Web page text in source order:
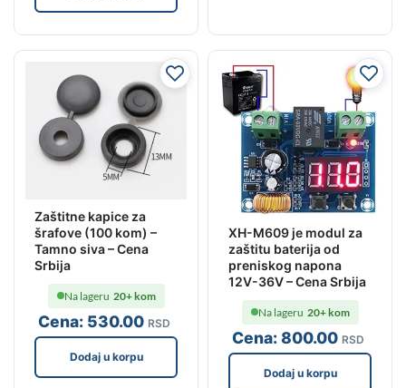
Zaštitne kapice za
šrafove (100 kom) –
Tamno siva – Cena
Srbija
Cena: 530.00 RSD
Na lageru 20+ kom
Dodaj u korpu
XH-M609 je modul za
zaštitu baterija od
preniskog napona
12V-36V – Cena Srbija
Cena:800.00 RSD
Na lageru 20+ kom
Dodaj u korpu